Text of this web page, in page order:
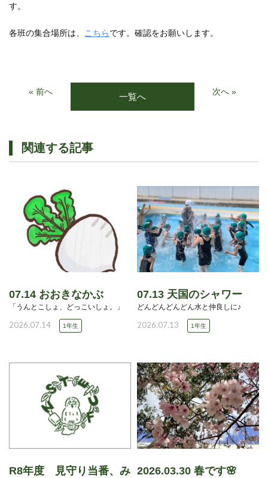
す。
各班の集合場所は、 こちらです。確認をお願いします。
« 前へ 一覧へ 次へ »
関連する記事
07.14 おおきなかぶ
「うんとこしょ、どっこいしょ。」
2026.07.14 1年生
07.13 天国のシャワー
どんどんどんどん水と仲良しに♪
2026.07.13 1年生
R8年度 見守り当番、み 2026.03.30 春です🌸